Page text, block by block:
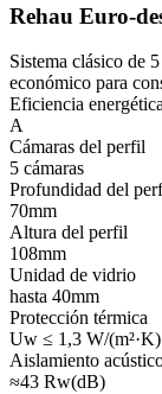
Rehau Euro-
Sistema clásico de
económico para
Eficiencia energética
A
Cámaras del perfil
5 cámaras
Profundidad del
70mm
Altura del perfil
108mm
Unidad de vidrio
hasta 40mm
Protección térmica
Uw ≤ 1,3 W/(m²·K)
Aislamiento
≈43 Rw(dB)